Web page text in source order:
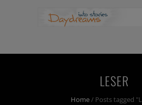
LESER
Home/ Posts tagged